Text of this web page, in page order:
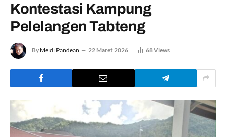
Kontestasi Kampung
Pelelangen Tabteng
By Meidi Pandean 22 Maret 2026 68Views